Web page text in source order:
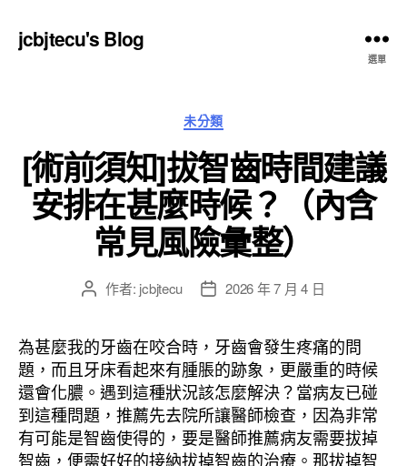
jcbjtecu's Blog
選單
分
類
未分類
[術前須知]拔智齒時間建議
安排在甚麼時候？（內含
常見風險彙整）
文
者
作者: jcbjtecu
文
佈
日
期
2026 年 7 月 4 日
為甚麼我的牙齒在咬合時，牙齒會發生疼痛的問
題，而且牙床看起來有腫脹的跡象，更嚴重的時候
還會化膿。遇到這種狀況該怎麼解決？當病友已碰
到這種問題，推薦先去院所讓醫師檢查，因為非常
有可能是智齒使得的，要是醫師推薦病友需要拔掉
智齒，便需好好的接納拔掉智齒的治療。那拔掉智